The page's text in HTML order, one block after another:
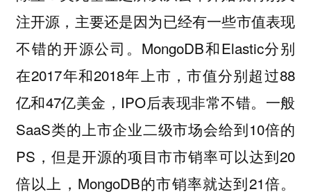
注开源，主要还是因为已经有一些市值表现
不错的开源公司。MongoDB和Elastic分别
在2017年和2018年上市，市值分别超过88
亿和47亿美金，IPO后表现非常不错。一般
SaaS类的上市企业二级市场会给到10倍的
PS，但是开源的项目市市销率可以达到20
倍以上，MongoDB的市销率就达到21倍。